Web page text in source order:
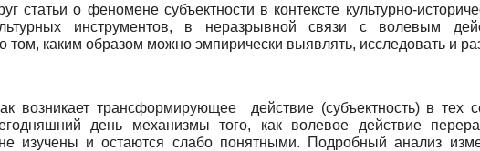
статьи о феномене субъектности в контексте культурно-
инструментов, в неразрывной связи с волевым
том, каким образом можно эмпирически выявлять, исследовать и
возникает трансформирующее действие (субъектность) в тех
день механизмы того, как волевое действие
изучены и остаются слабо понятными. Подробный анализ